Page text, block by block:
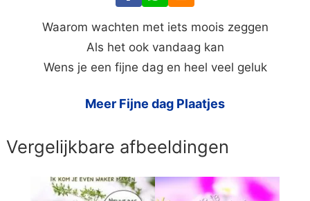
Waarom wachten met iets moois zeggen
Als het ook vandaag kan
Wens je een fijne dag en heel veel geluk
Meer Fijne dag Plaatjes
Vergelijkbare afbeeldingen